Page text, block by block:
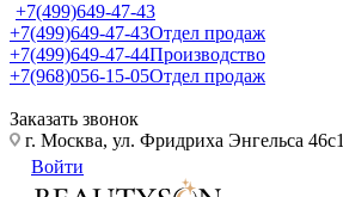
+7(499)649-47-43
+7(499)649-47-43Отдел продаж
+7(499)649-47-44Производство
+7(968)056-15-05Отдел продаж
Заказать звонок
г. Москва, ул. Фридриха Энгельса 46с1
Войти